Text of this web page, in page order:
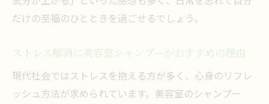
だけの至福のひとときを過ごせるでしょう。
ストレス解消に美容室シャンプーがおすすめの理由
現代社会ではストレスを抱える方が多く、心身のリフレ
ッシュ方法が求められています。美容室のシャンプー